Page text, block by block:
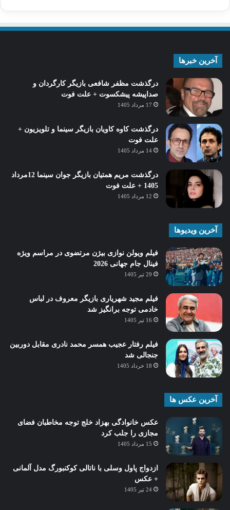
آخرین خبرها
درگذشت مظفر شافعی بازیگر کارگردان و
صداپیشه پیشکسوت + علت فوت
17 مرداد 1405
درگذشت کاوه کاویان بازیگر سینما و تلویزیون +
علت فوت
14 مرداد 1405
درگذشت مریم همتیان بازیگر جوان سینما 12مرداد
1405 + علت فوت
12 مرداد 1405
آخرین ویدیوها
فیلم ویولن نوازی بیژن مرتضوی در مراسم ویژه
فینال جام جهانی 2026
29 تیر 1405
فیلم مجید شهریاری بازیگر معروف در لباس
خادمی توجه برانگیز شد
16 تیر 1405
فیلم رفتار عجیب همسر محمد نادری مقابل دوربین
جنجالی شد
18 خرداد 1405
آخرین عکس ها
عکس خانوادگی بهزاد خلج توجه مخاطبان فضای
مجازی را جلب کرد
15 مرداد 1405
ازدواج پاول وسلی با ناتالی کوکنبورگ مدل آلمانی
+ عکس
24 تیر 1405